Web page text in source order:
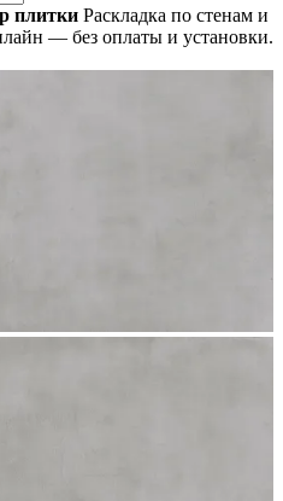
плитки Раскладка по стенам и
— без оплаты и установки.